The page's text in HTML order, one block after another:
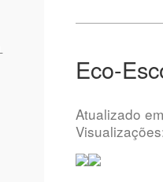
Eco-
Atualizado